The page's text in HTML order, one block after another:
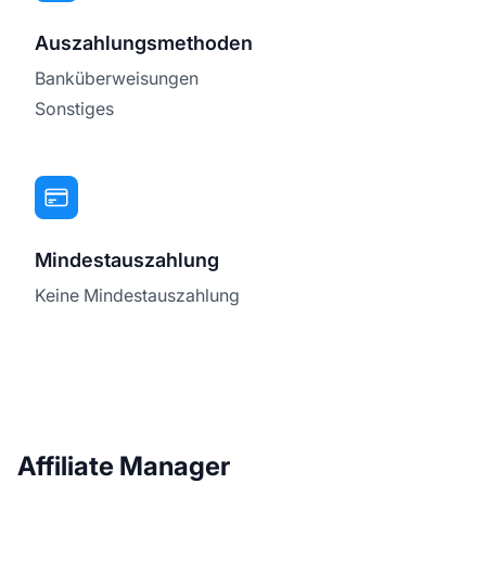
Auszahlungsmethoden
Banküberweisungen
Sonstiges
Mindestauszahlung
Keine Mindestauszahlung
Affiliate Manager